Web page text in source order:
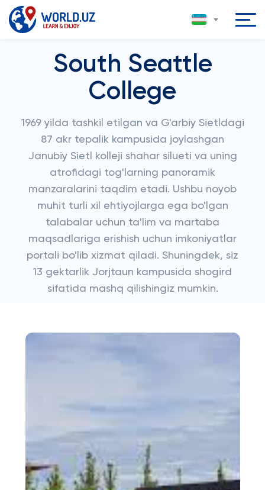
South Seattle
College
1969 yilda tashkil etilgan va G'arbiy Sietldagi
87 akr tepalik kampusida joylashgan
Janubiy Sietl kolleji shahar silueti va uning
atrofidagi tog'larning panoramik
manzaralarini taqdim etadi. Ushbu noyob
muhit turli xil ehtiyojlarga ega bo'lgan
talabalar uchun ta'lim va martaba
maqsadlariga erishish uchun imkoniyatlar
portali bo'lib xizmat qiladi. Shuningdek, siz
13 gektarlik Jorjtaun kampusida shogird
sifatida mashq qilishingiz mumkin.